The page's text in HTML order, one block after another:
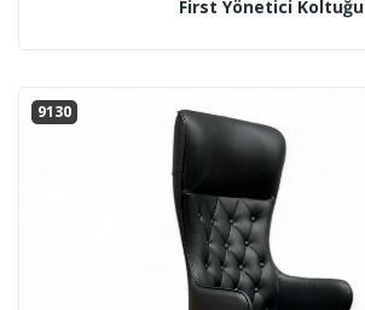
First Yönetici Koltuğu
9130